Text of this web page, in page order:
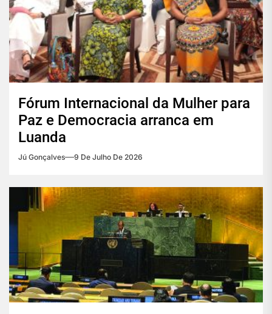
Fórum Internacional da Mulher para
Paz e Democracia arranca em
Luanda
Jú Gonçalves 9 De Julho De 2026